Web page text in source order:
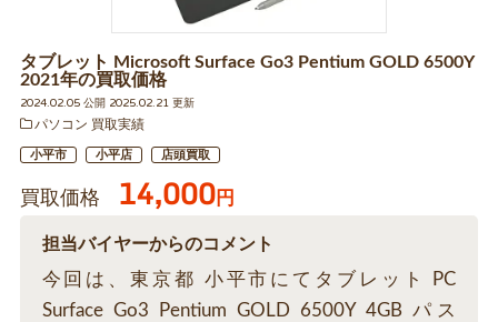
タブレット Microsoft Surface Go3 Pentium GOLD 6500Y
2021年の買取価格
2024.02.05 公開 2025.02.21 更新
パソコン 買取実績
小平市 小平店 店頭買取
買取価格 14,000円
担当バイヤーからのコメント
今回は、東京都 小平市にてタブレット PC
Surface Go3 Pentium GOLD 6500Y 4GB パス